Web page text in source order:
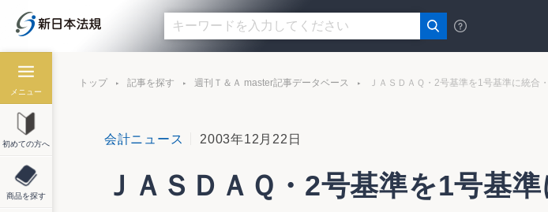
メニュー
初めての方へ
商品を探す
トップ 記事を探す 週刊Ｔ＆Ａ master記事データベース ＪＡＳＤＡＱ・2号基準を1号基準に統
会計ニュース 2003年12月22日
ＪＡＳＤＡＱ・2号基準を1号基